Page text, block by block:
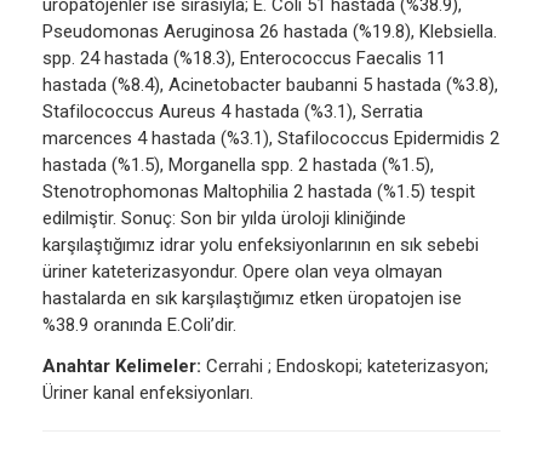
üropatojenler ise sırasıyla; E. Coli 51 hastada (%38.9),
Pseudomonas Aeruginosa 26 hastada (%19.8), Klebsiella.
spp. 24 hastada (%18.3), Enterococcus Faecalis 11
hastada (%8.4), Acinetobacter baubanni 5 hastada (%3.8),
Stafilococcus Aureus 4 hastada (%3.1), Serratia
marcences 4 hastada (%3.1), Stafilococcus Epidermidis 2
hastada (%1.5), Morganella spp. 2 hastada (%1.5),
Stenotrophomonas Maltophilia 2 hastada (%1.5) tespit
edilmiştir. Sonuç: Son bir yılda üroloji kliniğinde
karşılaştığımız idrar yolu enfeksiyonlarının en sık sebebi
üriner kateterizasyondur. Opere olan veya olmayan
hastalarda en sık karşılaştığımız etken üropatojen ise
%38.9 oranında E.Coli’dir.
Anahtar Kelimeler: Cerrahi ; Endoskopi; kateterizasyon;
Üriner kanal enfeksiyonları.